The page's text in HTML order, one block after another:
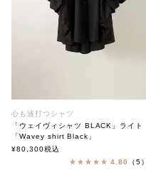
心も波打つシャツ
「ウェイヴィシャツ BLACK」ライト
「Wavey shirt Black」
soutiencollar(ステンカラー)
¥80,300税込
4.80
（5）